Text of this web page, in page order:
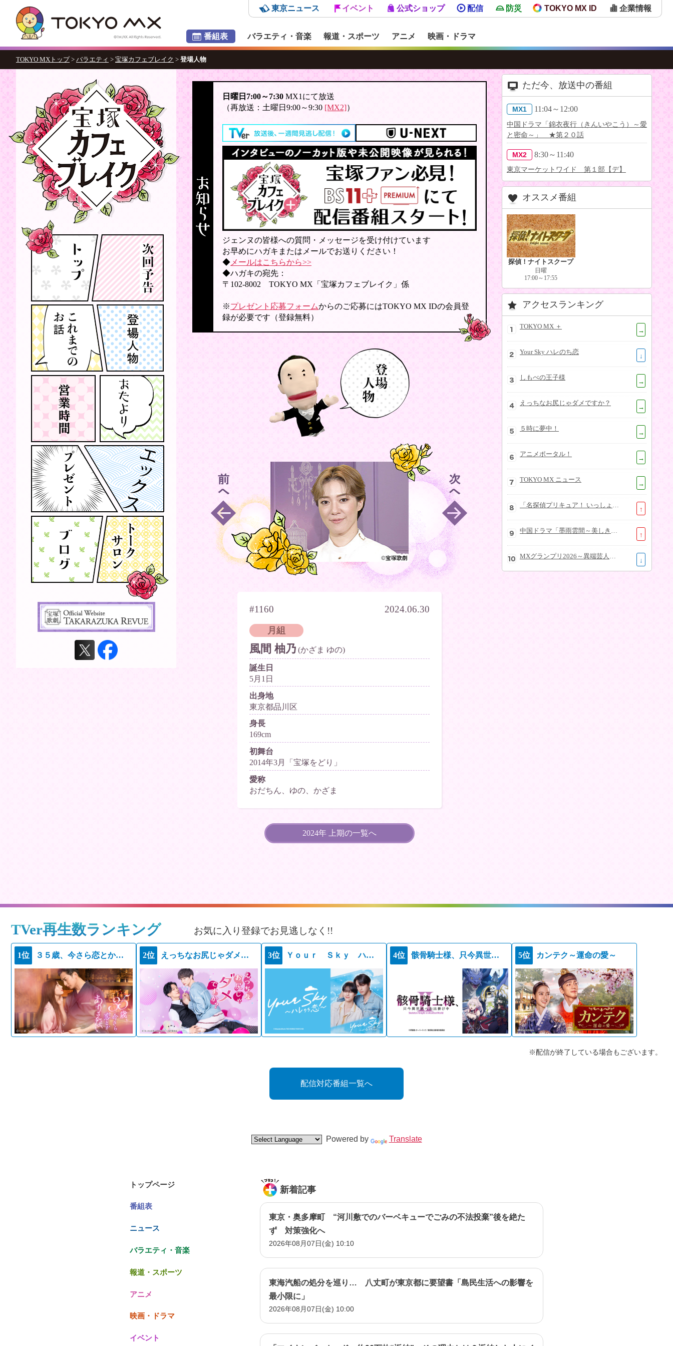
番組表 バラエティ・音楽 報道・スポーツ アニメ 映画・ドラマ
東京ニュース イベント 公式ショップ 配信 防災 TOKYO MX ID 企業情報
TOKYO MXトップ > バラエティ > 宝塚カフェブレイク > 登場人物
日曜日7:00～7:30 MX1にて放送
（再放送：土曜日9:00～9:30 [MX2]）
ジェンヌの皆様への質問・メッセージを受け付けています
お早めにハガキまたはメールでお送りください！
◆ メールはこちらから>>
◆ハガキの宛先：
〒102-8002 TOKYO MX「宝塚カフェブレイク」係
※プレゼント応募フォームからのご応募にはTOKYO MX IDの会員登
録が必要です（登録無料）
#1160 2024.06.30
月組
風間 柚乃 (かざま ゆの)
誕生日
5月1日
出身地
東京都品川区
身長
169cm
初舞台
2014年3月「宝塚をどり」
愛称
おだちん、ゆの、かざま
2024年 上期の一覧へ
ただ今、放送中の番組
MX1 11:04～12:00
中国ドラマ「錦衣夜行（きんいやこう）～愛
と密命～」 ★第２０話
MX2 8:30～11:40
東京マーケットワイド 第１部【デ】
オススメ番組
探偵！ナイトスクープ
日曜
17:00～17:55
アクセスランキング
TOKYO MX ＋
→
Your Sky ハレのち恋
↓
しもべの王子様
→
えっちなお尻じゃダメですか？
→
５時に夢中！
→
アニメポータル！
→
TOKYO MX ニュース
→
↑
↑
↓
TVer再生数ランキング お気に入り登録でお見逃しなく!!
1位 ３５歳、今さら恋とかありえない 2位 えっちなお尻じゃダメですか？ 3位 Ｙｏｕｒ Ｓｋｙ ハレのち恋 4位 骸骨騎士様、只今異世界へお出掛け中ＩＩ 5位 カンテク～運命の愛～
※配信が終了している場合もございます。
配信対応番組一覧へ
Powered by Translate
トップページ
番組表
ニュース
バラエティ・音楽
報道・スポーツ
アニメ
映画・ドラマ
イベント
新着記事
東京・奥多摩町 “河川敷でのバーベキューでごみの不法投棄”後を絶た
ず 対策強化へ
2026年08月07日(金) 10:10
東海汽船の処分を巡り… 八丈町が東京都に要望書「島民生活への影響を
最小限に」
2026年08月07日(金) 10:00